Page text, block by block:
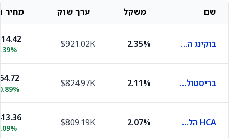
שם משקל ערך שוק מחיר
בוקינג הולדינגס 2.35%
$921.02K
בריסטול-מאיירס סקוויב 2.11%
$824.97K
HCA הלת'קר 2.07%
$809.19K